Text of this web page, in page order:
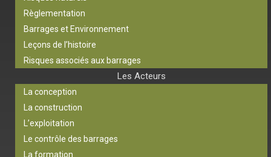
Règlementation
Barrages et Environnement
Leçons de l’histoire
Risques associés aux barrages
Les Acteurs
La conception
La construction
L’exploitation
Le contrôle des barrages
La formation